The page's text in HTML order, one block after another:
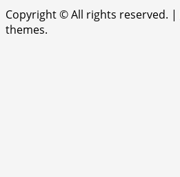
Copyright © All rights reserved. |
themes.